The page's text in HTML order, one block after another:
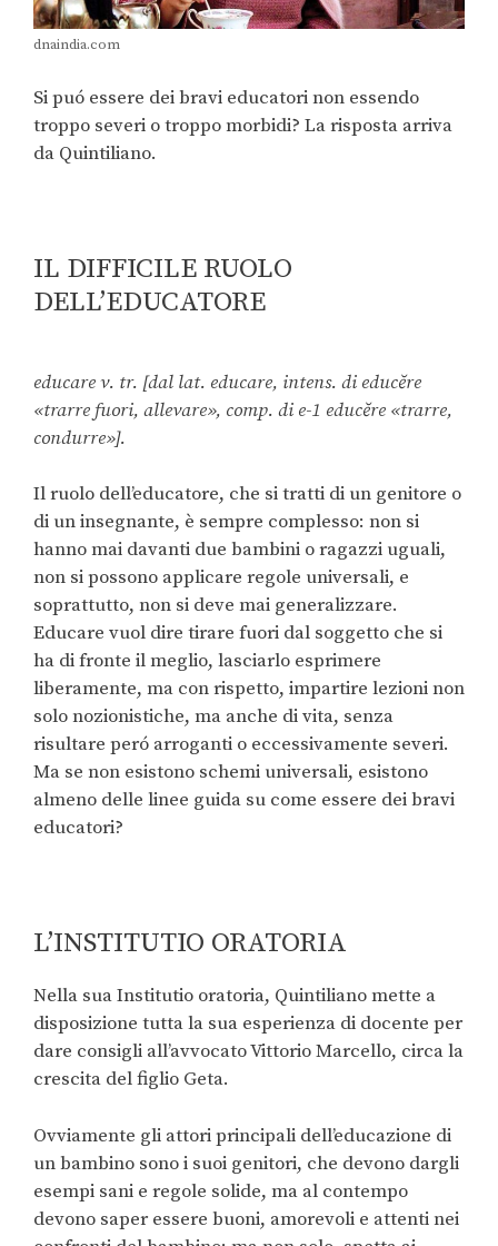
dnaindia.com
Si puó essere dei bravi educatori non essendo
troppo severi o troppo morbidi? La risposta arriva
da Quintiliano.
IL DIFFICILE RUOLO
DELL’EDUCATORE
educare v. tr. [dal lat. educare, intens. di educĕre
«trarre fuori, allevare», comp. di e-1 educĕre «trarre,
condurre»].
Il ruolo dell’educatore, che si tratti di un genitore o
di un insegnante, è sempre complesso: non si
hanno mai davanti due bambini o ragazzi uguali,
non si possono applicare regole universali, e
soprattutto, non si deve mai generalizzare.
Educare vuol dire tirare fuori dal soggetto che si
ha di fronte il meglio, lasciarlo esprimere
liberamente, ma con rispetto, impartire lezioni non
solo nozionistiche, ma anche di vita, senza
risultare peró arroganti o eccessivamente severi.
Ma se non esistono schemi universali, esistono
almeno delle linee guida su come essere dei bravi
educatori?
L’INSTITUTIO ORATORIA
Nella sua Institutio oratoria, Quintiliano mette a
disposizione tutta la sua esperienza di docente per
dare consigli all’avvocato Vittorio Marcello, circa la
crescita del figlio Geta.
Ovviamente gli attori principali dell’educazione di
un bambino sono i suoi genitori, che devono dargli
esempi sani e regole solide, ma al contempo
devono saper essere buoni, amorevoli e attenti nei